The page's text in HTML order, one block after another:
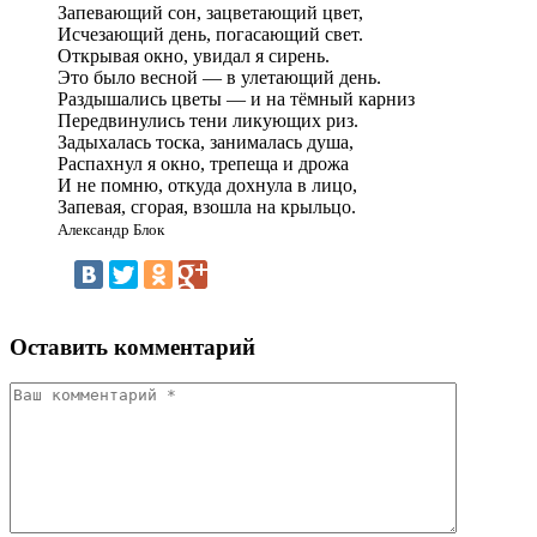
Запевающий сон, зацветающий цвет,
Исчезающий день, погасающий свет.
Открывая окно, увидал я сирень.
Это было весной — в улетающий день.
Раздышались цветы — и на тёмный карниз
Передвинулись тени ликующих риз.
Задыхалась тоска, занималась душа,
Распахнул я окно, трепеща и дрожа
И не помню, откуда дохнула в лицо,
Запевая, сгорая, взошла на крыльцо.
Александр Блок
Оставить комментарий